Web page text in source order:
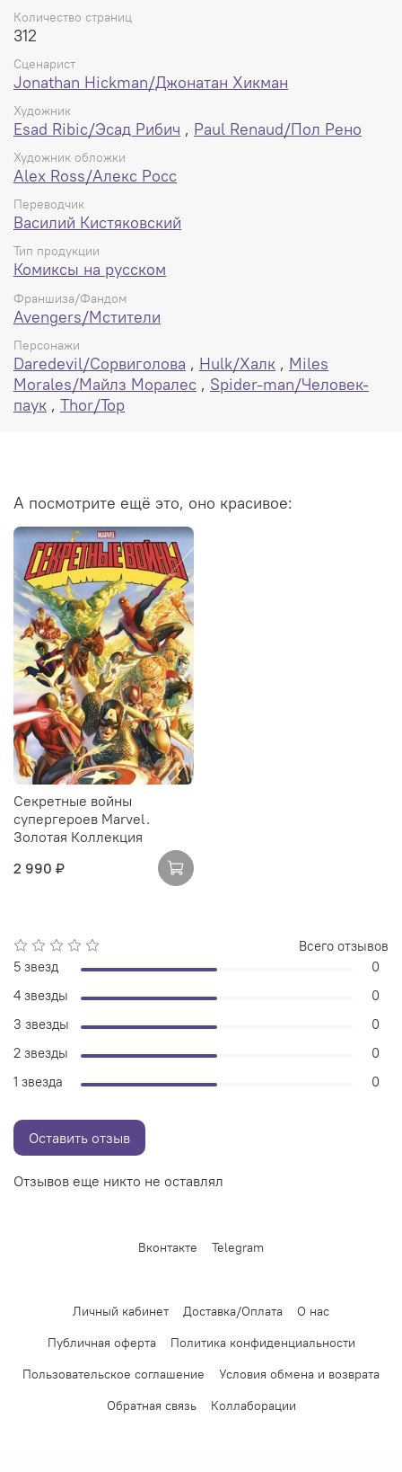
Твердый переплет, 285х192 мм, 312 стр.
Количество страниц
312
Сценарист
Jonathan Hickman/Джонатан Хикман
Художник
Esad Ribic/Эсад Рибич , Paul Renaud/Пол Рено
Художник обложки
Alex Ross/Алекс Росс
Переводчик
Василий Кистяковский
Тип продукции
Комиксы на русском
Франшиза/Фандом
Avengers/Мстители
Персонажи
Daredevil/Сорвиголова , Hulk/Халк , Miles
Morales/Майлз Моралес , Spider-man/Человек-
паук , Thor/Тор
А посмотрите ещё это, оно красивое:
Секретные войны
супергероев Marvel.
Золотая Коллекция
2 990 ₽
Отзывов еще никто не оставлял
Всего отзывов
5 звезд
0
4 звезды
0
3 звезды
0
2 звезды
0
1 звезда
0
Оставить отзыв
Вконтакте Telegram
Личный кабинет Доставка/Оплата
О нас
Публичная оферта
Политика конфиденциальности
Пользовательское соглашение
Условия обмена и возврата
Обратная связь
Коллаборации